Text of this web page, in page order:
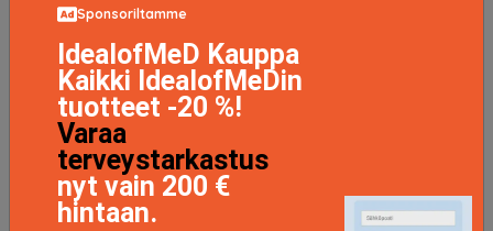
Sponsoriltamme
IdealofMeD Kauppa
Kaikki IdealofMeDin
tuotteet -20 %!
Varaa
terveystarkastus
nyt vain 200 €
hintaan.